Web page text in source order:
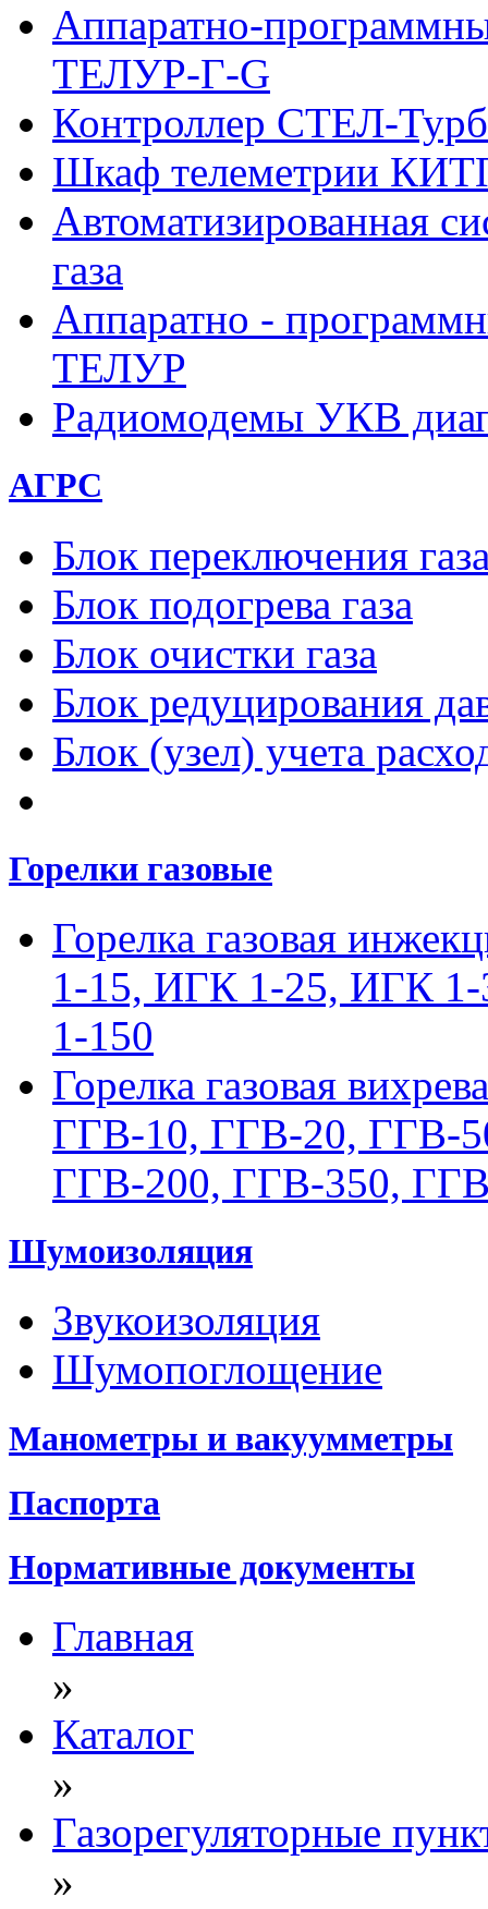
Аппаратно-
ТЕЛУР-Г-G
Контроллер СТЕЛ-
Шкаф телеметрии
Автоматизированная
газа
Аппаратно -
ТЕЛУР
Радиомодемы УКВ
АГРС
Блок переключения
Блок подогрева газа
Блок очистки газа
Блок редуцирования
Блок (узел) учета
Горелки газовые
Горелка газовая
1-15, ИГК 1-25, ИГК
1-150
Горелка газовая
ГГВ-10, ГГВ-20, ГГВ-
ГГВ-200, ГГВ-350,
Шумоизоляция
Звукоизоляция
Шумопоглощение
Манометры и вакуумметры
Паспорта
Нормативные документы
Главная
»
Каталог
»
Газорегуляторные
»